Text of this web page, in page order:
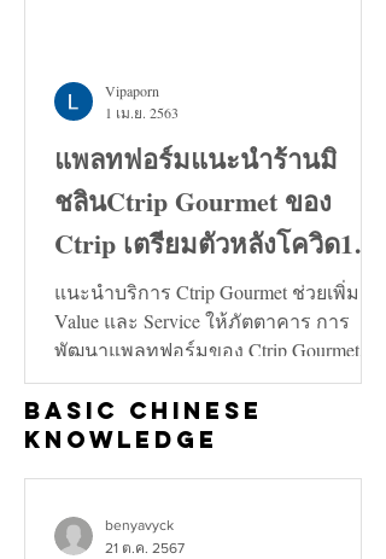
แพลทฟอร์มแนะนำร้านมิ
ชลินCtrip Gourmet ของ
Ctrip เตรียมตัวหลังโควิด19
คลี่คลาย
แนะนำบริการ Ctrip Gourmet ช่วยเพิ่ม
Value และ Service ให้ภัตตาคาร การ
พัฒนาแพลทฟอร์มของ Ctrip Gourmet จะ
ช่วยเพิ่มทั้งในด้าน Value และ...
Vipaporn
1 เม.ย. 2563
Basic Chinese
Knowledge
benyavyck
21 ต.ค. 2567